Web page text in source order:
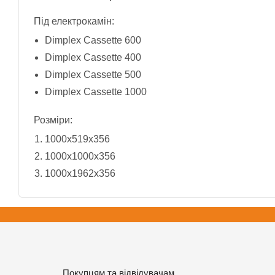
Під електрокамін:
Dimplex Cassette 600
Dimplex Cassette 400
Dimplex Cassette 500
Dimplex Cassette 1000
Розміри:
1000x519x356
1000x1000x356
1000x1962x356
Покупцям та відвідувачам